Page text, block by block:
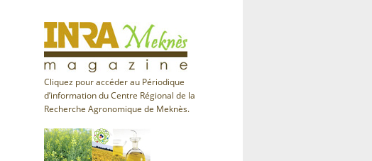
Cliquez pour accéder au Périodique
d’information du Centre Régional de la
Recherche Agronomique de Meknès.